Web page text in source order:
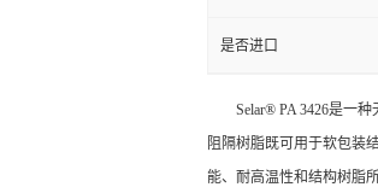
是否进口
Selar® PA 3426是一种
阻隔树脂既可用于软包装
能、耐高温性和结构树脂